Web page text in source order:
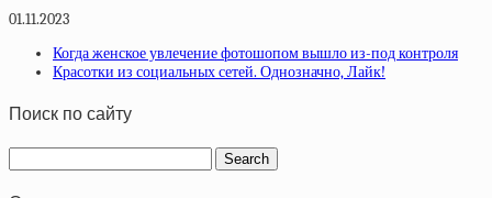
01.11.2023
Когда женское увлечение фотошопом вышло из-под контроля
Красотки из социальных сетей. Однозначно, Лайк!
Поиск по сайту